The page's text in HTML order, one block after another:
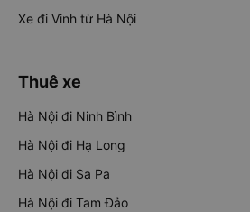
Xe đi Vinh từ Hà Nội
Thuê xe
Hà Nội đi Ninh Bình
Hà Nội đi Hạ Long
Hà Nội đi Sa Pa
Hà Nội đi Tam Đảo